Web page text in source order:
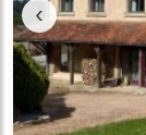
‹